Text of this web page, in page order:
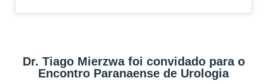
Dr. Tiago Mierzwa foi convidado para o
Encontro Paranaense de Urologia